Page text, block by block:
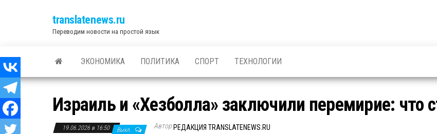
translatenews.ru
Переводим новости на простой язык
ЭКОНОМИКА ПОЛИТИКА СПОРТ ТЕХНОЛОГИИ
Израиль и «Хезболла» заключили перемирие: что
19.06.2026 в 16:50 Выкл. Автор РЕДАКЦИЯ TRANSLATENEWS.RU